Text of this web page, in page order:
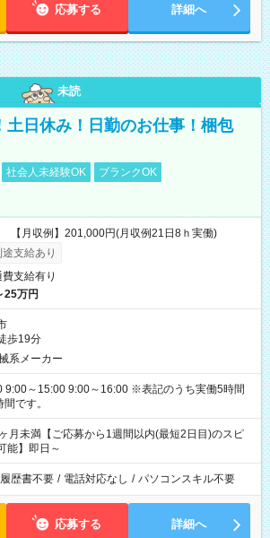
応募する 詳細へ
未読
土日休み！日勤のお仕事！梱包
社会人未経験OK
ブランクOK
【月収例】201,000円(月収例21日8ｈ実働)
支給あり
支給有り
25万円
歩19分
系メーカー
9:00～16:00 ※表記のうち実働5時間
です。
月未満【ご応募から1週間以内(最短2日目)のスピ
能】即日～
履歴書不要 / 電話対応なし / パソコンスキル不要
応募する 詳細へ